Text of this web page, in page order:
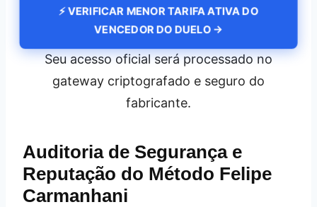
⚡ VERIFICAR MENOR TARIFA ATIVA DO
VENCEDOR DO DUELO →
Seu acesso oficial será processado no
gateway criptografado e seguro do
fabricante.
Auditoria de Segurança e
Reputação do Método Felipe
Carmanhani